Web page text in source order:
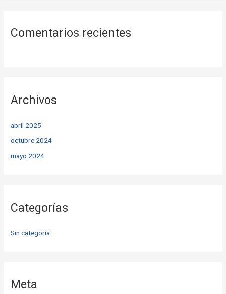
Comentarios recientes
Archivos
abril 2025
octubre 2024
mayo 2024
Categorías
Sin categoría
Meta